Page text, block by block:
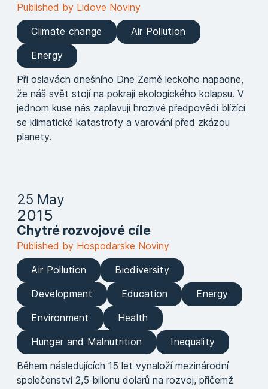
Published by Lidove Noviny
Climate change
Air Pollution
Energy
Při oslavách dnešního Dne Země leckoho napadne,
že náš svět stojí na pokraji ekologického kolapsu. V
jednom kuse nás zaplavují hrozivé předpovědi blížící
se klimatické katastrofy a varování před zkázou
planety.
25 May
2015
Chytré rozvojové cíle
Published by Hospodarske Noviny
Air Pollution
Biodiversity
Development
Education
Energy
Environment
Health
Hunger and Malnutrition
Inequality
Během následujících 15 let vynaloží mezinárodní
společenství 2,5 bilionu dolarů na rozvoj, přičemž